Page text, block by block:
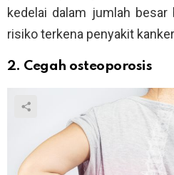
kedelai dalam jumlah besar
risiko terkena penyakit
2. Cegah osteoporosis